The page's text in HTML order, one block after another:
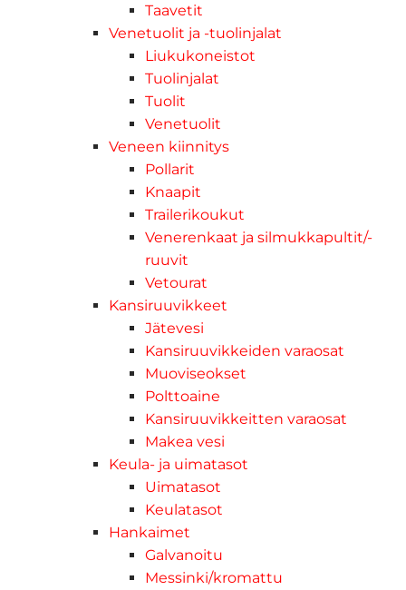
Taavetit
Venetuolit ja -tuolinjalat
Liukukoneistot
Tuolinjalat
Tuolit
Venetuolit
Veneen kiinnitys
Pollarit
Knaapit
Trailerikoukut
Venerenkaat ja silmukkapultit/-
ruuvit
Vetourat
Kansiruuvikkeet
Jätevesi
Kansiruuvikkeiden varaosat
Muoviseokset
Polttoaine
Kansiruuvikkeitten varaosat
Makea vesi
Keula- ja uimatasot
Uimatasot
Keulatasot
Hankaimet
Galvanoitu
Messinki/kromattu